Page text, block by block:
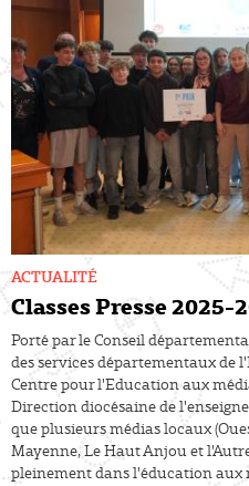
Classes Presse 2025-
ACTUALITÉ
Porté par le Conseil
des services départementaux de
Centre pour l'Education aux
Direction diocésaine de
que plusieurs médias locaux
Mayenne, Le Haut Anjou et
pleinement dans l'éducation